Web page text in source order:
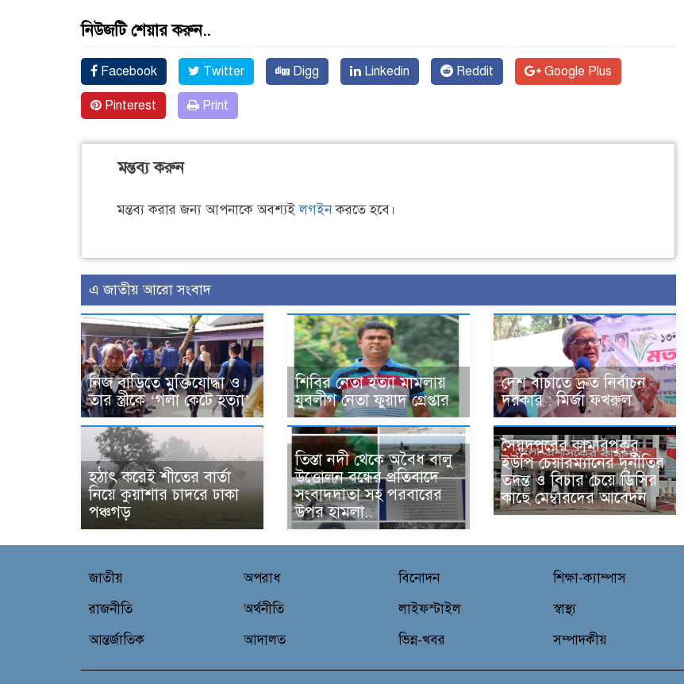
নিউজটি শেয়ার করুন..
Facebook Twitter Digg Linkedin Reddit Google Plus
Pinterest Print
মন্তব্য করুন
মন্তব্য করার জন্য আপনাকে অবশ্যইলগইনকরতে হবে।
এ জাতীয় আরো সংবাদ
নিজ বাড়িতে মুক্তিযোদ্ধা ও
তার স্ত্রীকে ‘গলা কেটে হত্যা’
শিবির নেতা হত্যা মামলায়
যুবলীগ নেতা ফুয়াদ গ্রেপ্তার
দেশ বাঁচাতে দ্রুত নির্বাচন
দরকার : মির্জা ফখরুল
হঠাৎ করেই শীতের বার্তা
নিয়ে কুয়াশার চাদরে ঢাকা
পঞ্চগড়
তিস্তা নদী থেকে অবৈধ বালু
উত্তোলন বন্ধের প্রতিবাদে
সংবাদদাতা সহ পরবারের
উপর হামলা..
সৈয়দপুরের কামারপুকুর
ইউপি চেয়ারম্যানের দূর্নীতির
তদন্ত ও বিচার চেয়ে ডিসির
কাছে মেম্বারদের আবেদন
জাতীয়
রাজনীতি
আন্তর্জাতিক
অপরাধ
অর্থনীতি
আদালত
বিনোদন
লাইফস্টাইল
ভিন্ন-খবর
শিক্ষা-ক্যাম্পাস
স্বাস্থ্য
সম্পাদকীয়